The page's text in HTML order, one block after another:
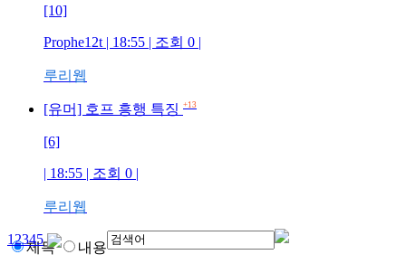
[10]
Prophe12t | 18:55 | 조회 0 |
루리웹
[유머] 호프 흥행 특징 +13
[6]
| 18:55 | 조회 0 |
루리웹
12345
제목 내용